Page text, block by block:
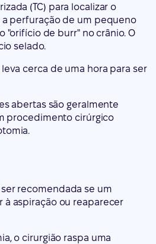
(TC) para localizar o
a perfuração de um pequeno
"orifício de burr" no crânio. O
selado.
cerca de uma hora para ser
abertas são geralmente
procedimento cirúrgico
recomendada se um
à aspiração ou reaparecer
o cirurgião raspa uma